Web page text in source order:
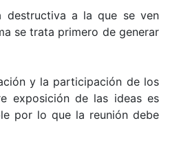
destructiva a la que se ven
se trata primero de generar
y la participación de los
exposición de las ideas es
por lo que la reunión debe